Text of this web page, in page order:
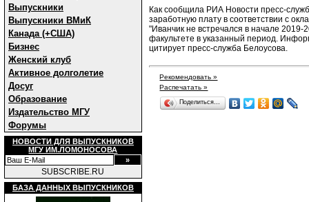
Выпускники
Выпускники ВМиК
Канада (+США)
Бизнес
Женский клуб
Активное долголетие
Досуг
Образование
Издательство МГУ
Форумы
НОВОСТИ ДЛЯ ВЫПУСКНИКОВ
МГУ ИМ.ЛОМОНОСОВА
SUBSCRIBE.RU
БАЗА ДАННЫХ ВЫПУСКНИКОВ
Как сообщила РИА Новости пресс-
заработную плату в соответствии с
"Иванчик не встречался в начале 2019-
факультете в указанный период.
цитирует пресс-служба Белоусова.
Рекомендовать »
Распечатать »
Поделиться…